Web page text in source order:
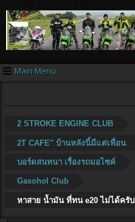
Main Menu
2 STROKE ENGINE CLUB
2T CAFE" บ้านหลังนี้มีแต่เพื่อน
บอร์ดสนทนา เรื่องรถมอไซค์
Gasohol Club
หาสาย น้ำมัน ที่ทน e20 ไม่ได้ครับ